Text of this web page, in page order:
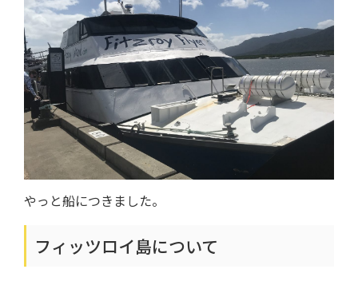
やっと船につきました。
フィッツロイ島について